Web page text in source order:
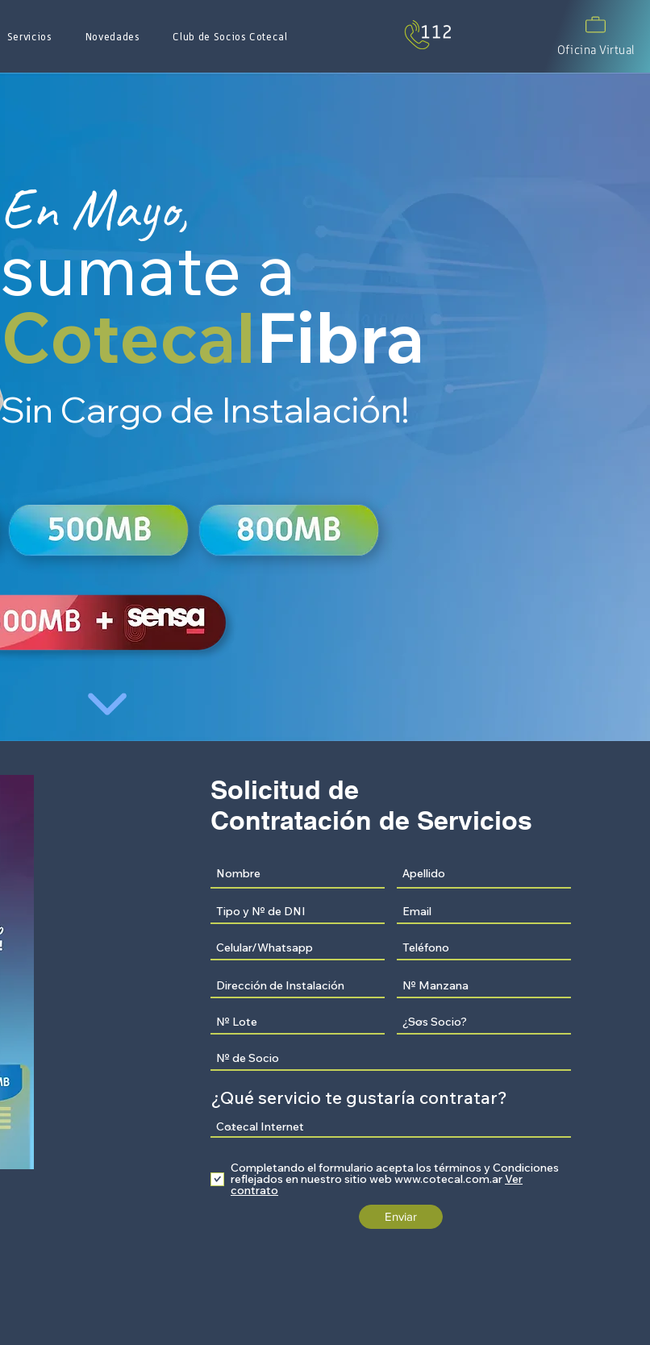
Servicios Novedades Club de Socios Cotecal
Oficina Virtual
En Mayo,
sumate a
CotecalFibra
Sin Cargo de Instalación!
Solicitud de
Contratación de Servicios
¿Qué servicio te gustaría contratar?
Completando el formulario acepta los términos y Condiciones
reflejados en nuestro sitio web www.cotecal.com.arVer
contrato
Enviar